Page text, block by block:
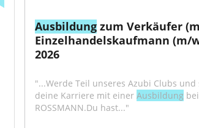
Ausbildung zum Verkäufer
Einzelhandelskaufmann (m/
2026
"...Werde Teil unseres Azubi Clubs und
deine Karriere mit einer Ausbildung bei
ROSSMANN.Du hast..."